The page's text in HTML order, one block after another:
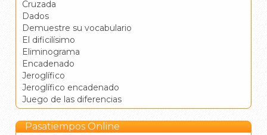
Cruzada
Dados
Demuestre su vocabulario
El dificilísimo
Eliminograma
Encadenado
Jeroglífico
Jeroglífico encadenado
Juego de las diferencias
Pasatiempos Online